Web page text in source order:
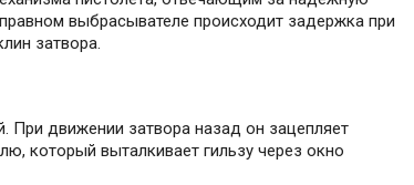
выбрасывателе происходит задержка при
затвора.
При движении затвора назад он зацепляет
который выталкивает гильзу через окно